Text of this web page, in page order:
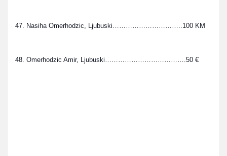
47. Nasiha Omerhodzic, Ljubuski…………………………..100 KM
48. Omerhodzic Amir, Ljubuski……………………………….50 €